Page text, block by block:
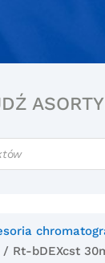
Rt-bDEXcst